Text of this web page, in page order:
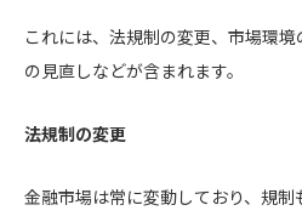
これには、法規制の変更、市場環
の見直しなどが含まれます。
法規制の変更
金融市場は常に変動しており、規制